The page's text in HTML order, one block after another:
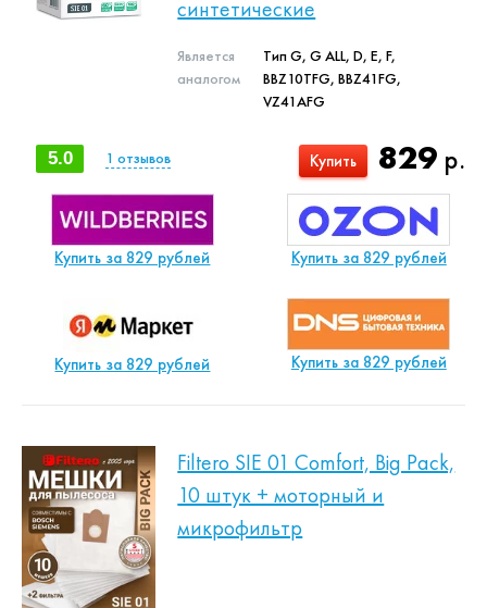
синтетические
Является
аналогом
Тип G, G ALL, D, E, F,
BBZ10TFG, BBZ41FG,
VZ41AFG
829 р.
Купить
5.0 1 отзывов
Купить за 829 рублей Купить за 829 рублей
Купить за 829 рублей Купить за 829 рублей
Filtero SIE 01 Comfort, Big Pack,
10 штук + моторный и
микрофильтр